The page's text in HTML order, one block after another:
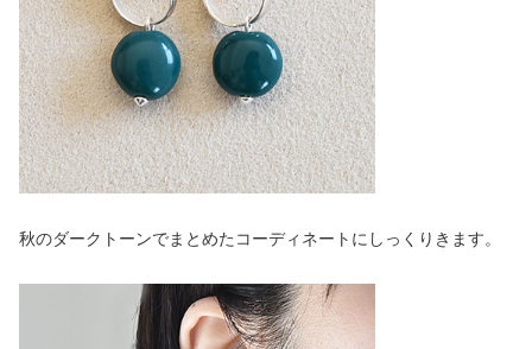
秋のダークトーンでまとめたコーディネートにしっくりきます。